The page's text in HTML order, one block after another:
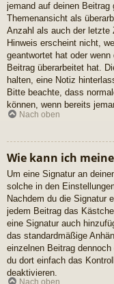
jemand auf deinen
Themenansicht als
Anzahl als auch der letzte
Hinweis erscheint nicht,
geantwortet hat oder
Beitrag überarbeitet hat.
halten, eine Notiz
Bitte beachte, dass
können, wenn bereits
Nach oben
Wie kann ich
Um eine Signatur an
solche in den
Nachdem du die Signatur
jedem Beitrag das
eine Signatur auch
das standardmäßige
einzelnen Beitrag
du dort einfach das
deaktivieren.